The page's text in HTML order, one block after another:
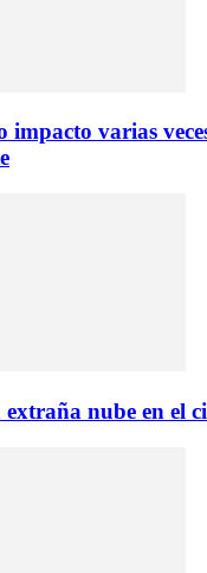
impacto varias
nube en el